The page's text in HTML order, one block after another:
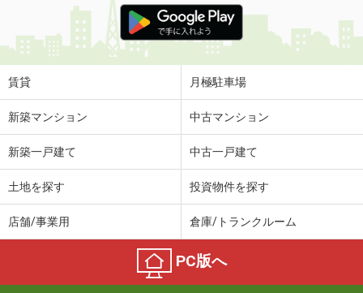
賃貸 月極駐車場
新築マンション 中古マンション
新築一戸建て 中古一戸建て
土地を探す 投資物件を探す
店舗/事業用 倉庫/トランクルーム
PC版へ